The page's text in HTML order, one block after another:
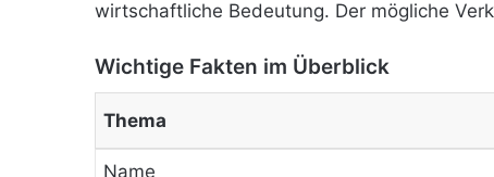
wirtschaftliche Bedeutung. Der mögliche
Wichtige Fakten im Überblick
Thema
Name